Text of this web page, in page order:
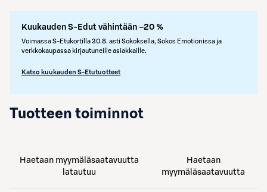
Kuukauden S-Edut vähintään –20 %
Voimassa S-Etukortilla 30.8. asti Sokoksella, Sokos Emotionissa ja
verkkokaupassa kirjautuneille asiakkaille.
Katso kuukauden S-Etutuotteet
Tuotteen toiminnot
Haetaan myymäläsaatavuutta
latautuu
Haetaan
myymäläsaatavuutta